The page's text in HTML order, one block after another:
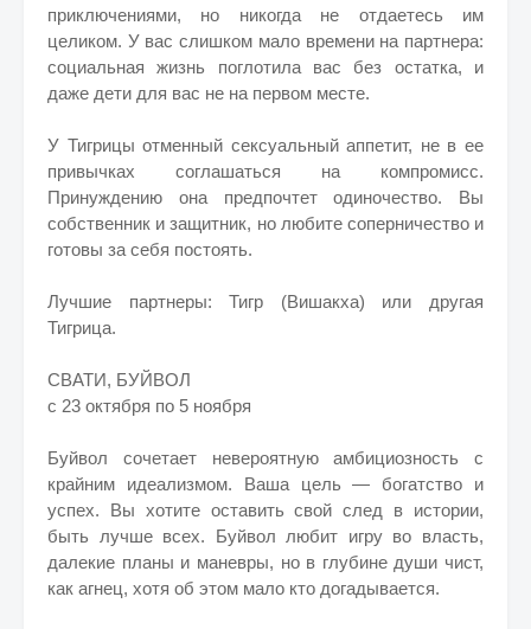
приключениями, но никогда не отдаетесь им
целиком. У вас слишком мало времени на партнера:
социальная жизнь поглотила вас без остатка, и
даже дети для вас не на первом месте.
У Тигрицы отменный сексуальный аппетит, не в ее
привычках соглашаться на компромисс.
Принуждению она предпочтет одиночество. Вы
собственник и защитник, но любите соперничество и
готовы за себя постоять.
Лучшие партнеры: Тигр (Вишакха) или другая
Тигрица.
СВАТИ, БУЙВОЛ
с 23 октября по 5 ноября
Буйвол сочетает невероятную амбициозность с
крайним идеализмом. Ваша цель — богатство и
успех. Вы хотите оставить свой след в истории,
быть лучше всех. Буйвол любит игру во власть,
далекие планы и маневры, но в глубине души чист,
как агнец, хотя об этом мало кто догадывается.